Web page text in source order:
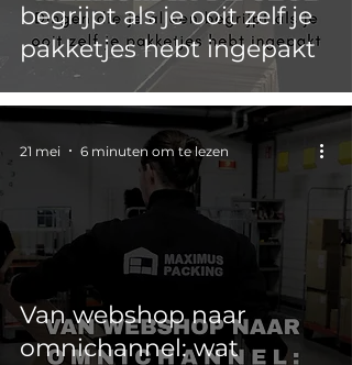
begrijpt als je ooit zelf je
pakketjes hebt ingepakt
Van webshop naar
omnichannel: wat
21 mei 6 minuten om te lezen